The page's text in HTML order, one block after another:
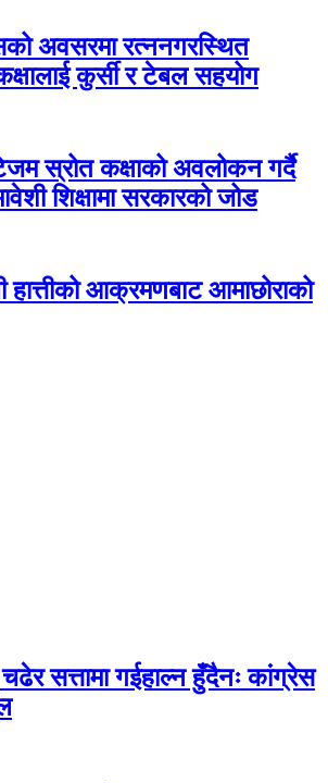
अवसरमा रत्ननगरस्थित
कुर्सी र टेबल सहयोग
स्रोत कक्षाको अवलोकन गर्दै
शिक्षामा सरकारको जोड
आक्रमणबाट आमाछोराको
सत्तामा गईहाल्न हुँदैनः कांग्रेस